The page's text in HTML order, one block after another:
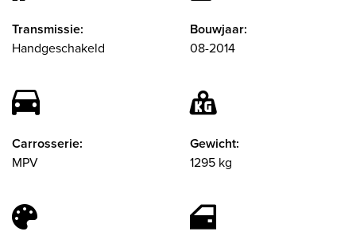
Transmissie:
Handgeschakeld
Bouwjaar:
08-2014
Carrosserie:
MPV
Gewicht:
1295 kg